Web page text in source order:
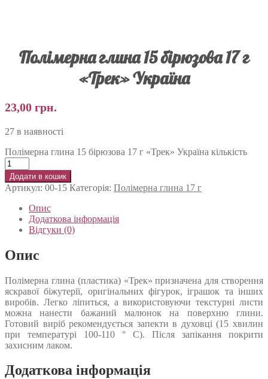
Полімерна глина 15 бірюзова 17 г
«Трек» Україна
23,00 грн.
27 в наявності
Полімерна глина 15 бірюзова 17 г «Трек» Україна кількість
Додати в кошик
Артикул: 00-15 Категорія: Полімерна глина 17 г
Опис
Додаткова інформація
Відгуки (0)
Опис
Полімерна глина (пластика) «Трек» призначена для створення
яскравої біжутерії, оригінальних фігурок, іграшок та інших
виробів. Легко ліпиться, а використовуючи текстурні листи
можна нанести бажаний малюнок на поверхню глини.
Готовий виріб рекомендується запекти в духовці (15 хвилин
при температурі 100-110 ° С). Після запікання покрити
захисним лаком.
Додаткова інформація